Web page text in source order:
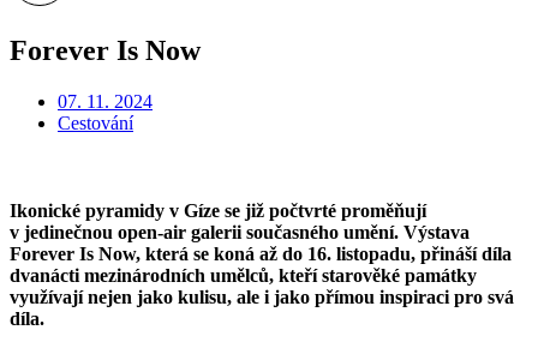
Forever Is Now
07. 11. 2024
Cestování
Ikonické pyramidy v Gíze se již počtvrté proměňují
v jedinečnou open-air galerii současného umění. Výstava
Forever Is Now, která se koná až do 16. listopadu, přináší díla
dvanácti mezinárodních umělců, kteří starověké památky
využívají nejen jako kulisu, ale i jako přímou inspiraci pro svá
díla.